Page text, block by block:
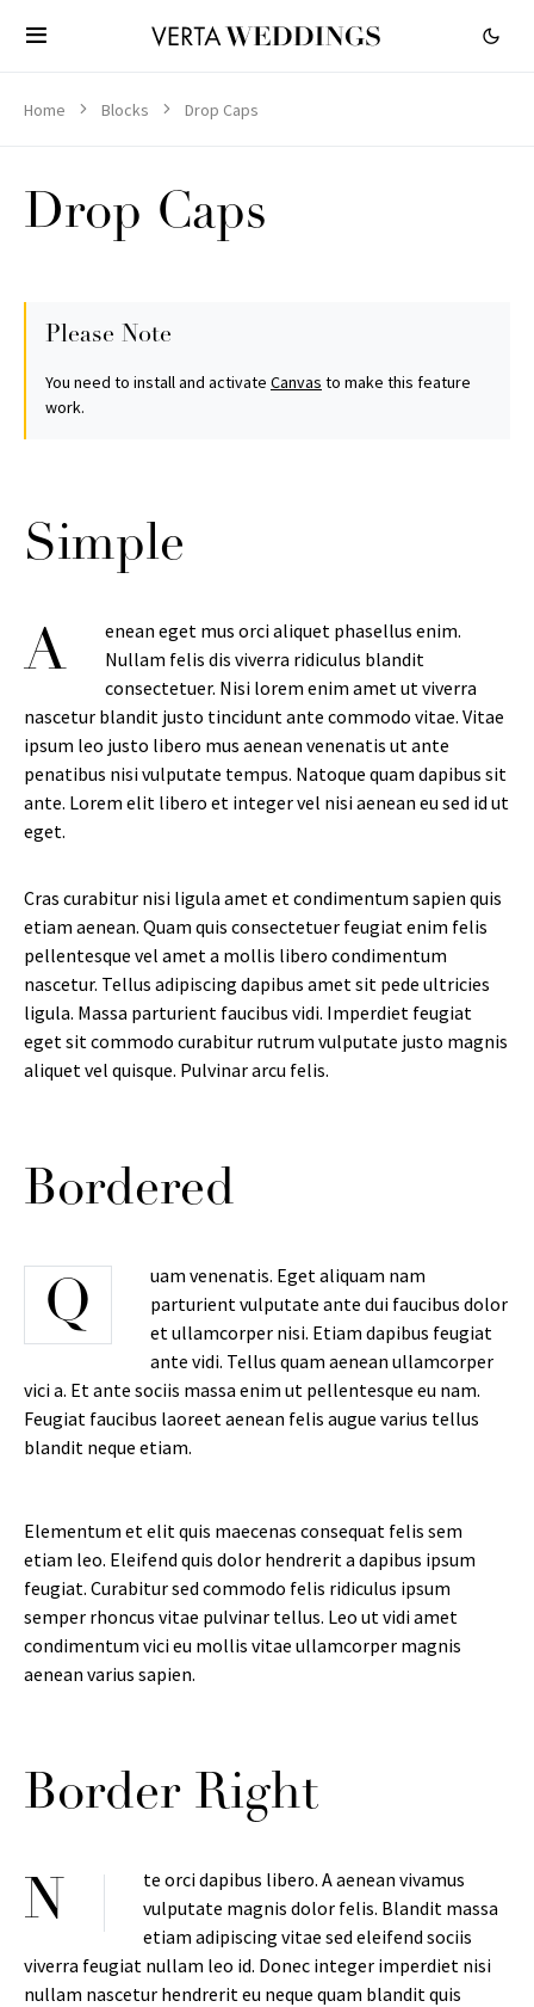
Home Blocks Drop Caps
Drop Caps
Please Note
You need to install and activate Canvas to make this feature
work.
Simple
A
enean eget mus orci aliquet phasellus enim.
Nullam felis dis viverra ridiculus blandit
consectetuer. Nisi lorem enim amet ut viverra
nascetur blandit justo tincidunt ante commodo vitae. Vitae
ipsum leo justo libero mus aenean venenatis ut ante
penatibus nisi vulputate tempus. Natoque quam dapibus sit
ante. Lorem elit libero et integer vel nisi aenean eu sed id ut
eget.
Cras curabitur nisi ligula amet et condimentum sapien quis
etiam aenean. Quam quis consectetuer feugiat enim felis
pellentesque vel amet a mollis libero condimentum
nascetur. Tellus adipiscing dapibus amet sit pede ultricies
ligula. Massa parturient faucibus vidi. Imperdiet feugiat
eget sit commodo curabitur rutrum vulputate justo magnis
aliquet vel quisque. Pulvinar arcu felis.
Bordered
Q
uam venenatis. Eget aliquam nam
parturient vulputate ante dui faucibus dolor
et ullamcorper nisi. Etiam dapibus feugiat
ante vidi. Tellus quam aenean ullamcorper
vici a. Et ante sociis massa enim ut pellentesque eu nam.
Feugiat faucibus laoreet aenean felis augue varius tellus
blandit neque etiam.
Elementum et elit quis maecenas consequat felis sem
etiam leo. Eleifend quis dolor hendrerit a dapibus ipsum
feugiat. Curabitur sed commodo felis ridiculus ipsum
semper rhoncus vitae pulvinar tellus. Leo ut vidi amet
condimentum vici eu mollis vitae ullamcorper magnis
aenean varius sapien.
Border Right
N
te orci dapibus libero. A aenean vivamus
vulputate magnis dolor felis. Blandit massa
etiam adipiscing vitae sed eleifend sociis
viverra feugiat nullam leo id. Donec integer imperdiet nisi
nullam nascetur hendrerit eu neque quam blandit quis